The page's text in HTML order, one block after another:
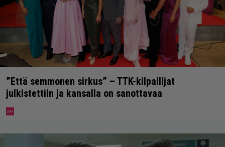
”Että semmonen sirkus” – TTK-kilpailijat
julkistettiin ja kansalla on sanottavaa